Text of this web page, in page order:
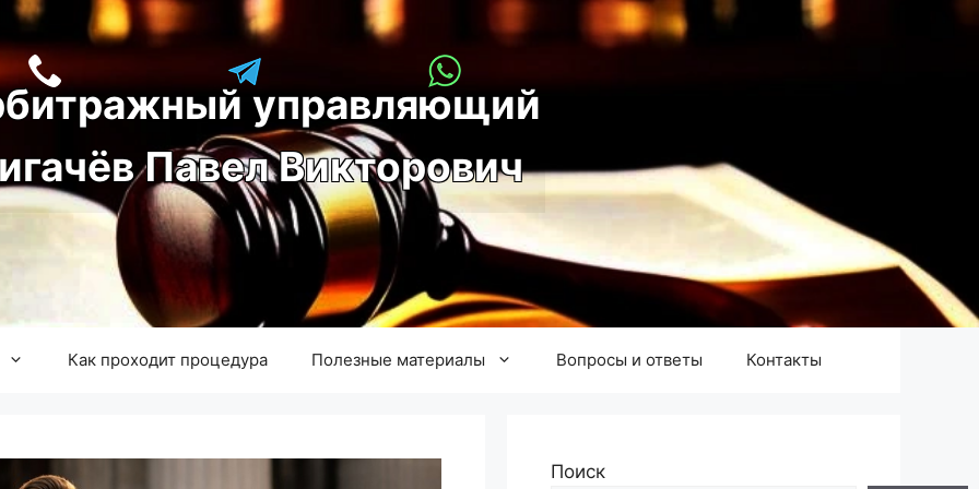
управляющий
игачёв Павел Викторович
Как проходит процедура Полезные материалы Вопросы и ответы Контакты
Поиск